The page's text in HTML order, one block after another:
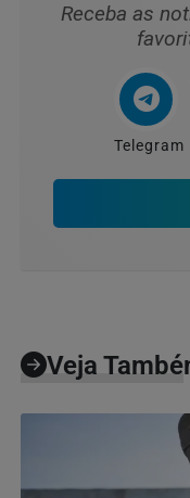
Receba as
Telegram
Veja